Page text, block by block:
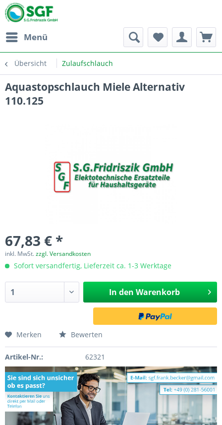
Menü
Übersicht Zulaufschlauch
Aquastopschlauch Miele Alternativ
110.125
67,83 € *
inkl. MwSt.zzgl. Versandkosten
Sofort versandfertig, Lieferzeit ca. 1-3 Werktage
In den Warenkorb
Merken Bewerten
Artikel-Nr.: 62321